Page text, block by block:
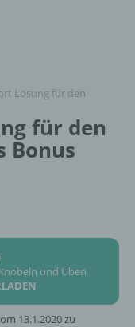
Lösung für den
für den
Bonus
und Üben
13.1.2020 zu